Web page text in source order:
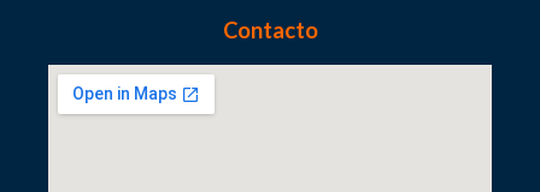
Contacto